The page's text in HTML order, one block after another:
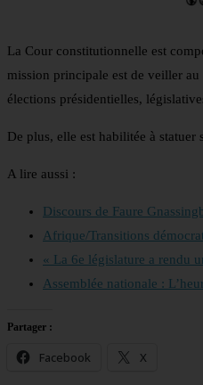
La Cour constitutionnelle est
mission principale est de veiller
élections présidentielles,
De plus, elle est habilitée à
A lire aussi :
Discours de Faure
Afrique/Transitions
« La 6e législature a rendu
Assemblée nationale :
Partager :
Facebook X